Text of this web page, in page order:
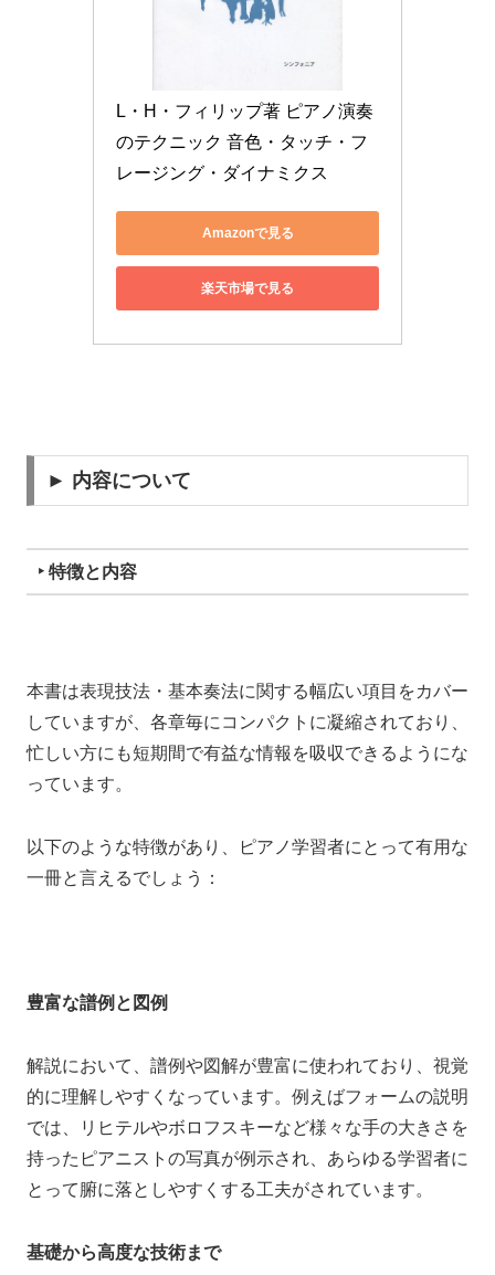
L・H・フィリップ著 ピアノ演奏
のテクニック 音色・タッチ・フ
レージング・ダイナミクス
Amazonで見る
楽天市場で見る
► 内容について
‣ 特徴と内容
本書は表現技法・基本奏法に関する幅広い項目をカバー
していますが、各章毎にコンパクトに凝縮されており、
忙しい方にも短期間で有益な情報を吸収できるようにな
っています。
以下のような特徴があり、ピアノ学習者にとって有用な
一冊と言えるでしょう：
豊富な譜例と図例
解説において、譜例や図解が豊富に使われており、視覚
的に理解しやすくなっています。例えばフォームの説明
では、リヒテルやボロフスキーなど様々な手の大きさを
持ったピアニストの写真が例示され、あらゆる学習者に
とって腑に落としやすくする工夫がされています。
基礎から高度な技術まで